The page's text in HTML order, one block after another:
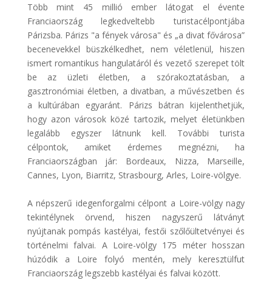
Több mint 45 millió ember látogat el évente
Franciaország legkedveltebb turistacélpontjába
Párizsba. Párizs "a fények városa" és „a divat fővárosa”
becenevekkel büszkélkedhet, nem véletlenül, hiszen
ismert romantikus hangulatáról és vezető szerepet tölt
be az üzleti életben, a szórakoztatásban, a
gasztronómiai életben, a divatban, a művészetben és
a kultúrában egyaránt. Párizs bátran kijelenthetjük,
hogy azon városok közé tartozik, melyet életünkben
legalább egyszer látnunk kell. További turista
célpontok, amiket érdemes megnézni, ha
Franciaországban jár: Bordeaux, Nizza, Marseille,
Cannes, Lyon, Biarritz, Strasbourg, Arles, Loire-völgye.
A népszerű idegenforgalmi célpont a Loire-völgy nagy
tekintélynek örvend, hiszen nagyszerű látványt
nyújtanak pompás kastélyai, festői szőlőültetvényei és
történelmi falvai. A Loire-völgy 175 méter hosszan
húzódik a Loire folyó mentén, mely keresztülfut
Franciaország legszebb kastélyai és falvai között.